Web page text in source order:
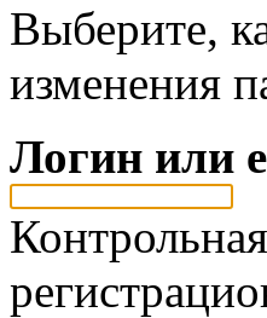
Выберите,
изменения
Логин или